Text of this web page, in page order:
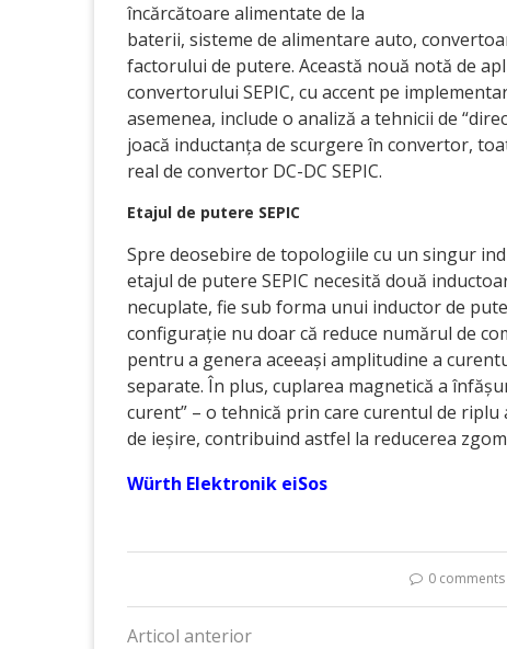
încărcătoare alimentate de la
baterii, sisteme de alimentare auto,
factorului de putere. Această nouă notă de
convertorului SEPIC, cu accent pe
asemenea, include o analiză a tehnicii de
joacă inductanța de scurgere în convertor,
real de convertor DC-DC SEPIC.
Etajul de putere SEPIC
Spre deosebire de topologiile cu un singur
etajul de putere SEPIC necesită două
necuplate, fie sub forma unui inductor de
configurație nu doar că reduce numărul de
pentru a genera aceeași amplitudine a
separate. În plus, cuplarea magnetică a
curent” – o tehnică prin care curentul de
de ieșire, contribuind astfel la reducerea
Würth Elektronik eiSos
0 comments
Articol anterior